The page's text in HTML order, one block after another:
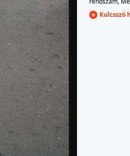
1979 · Budapest V.
MTV stúdió, középen Vekerdy Tamás
Kulcsszó